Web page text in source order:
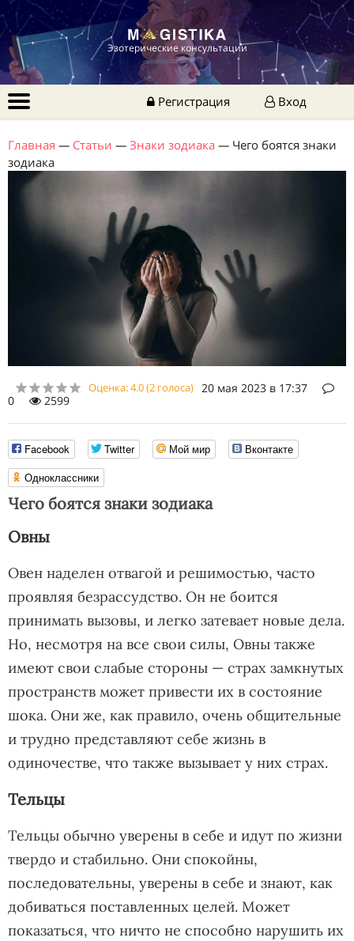
Эзотерические консультации
Регистрация Вход
Главная — Статьи — Знаки зодиака — Чего боятся знаки
зодиака
Оценка:4.0(2 голоса) 20 мая 2023 в 17:37
0
2599
Facebook Twitter Мой мир
Вконтакте
Одноклассники
Чего боятся знаки зодиака
Овны
Овен наделен отвагой и решимостью, часто
проявляя безрассудство. Он не боится
принимать вызовы, и легко затевает новые дела.
Но, несмотря на все свои силы, Овны также
имеют свои слабые стороны — страх замкнутых
пространств может привести их в состояние
шока. Они же, как правило, очень общительные
и трудно представляют себе жизнь в
одиночестве, что также вызывает у них страх.
Тельцы
Тельцы обычно уверены в себе и идут по жизни
твердо и стабильно. Они спокойны,
последовательны, уверены в себе и знают, как
добиваться поставленных целей. Может
показаться, что ничто не способно нарушить их